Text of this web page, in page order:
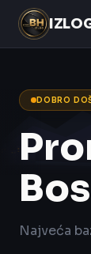
DOBRO
Najveća